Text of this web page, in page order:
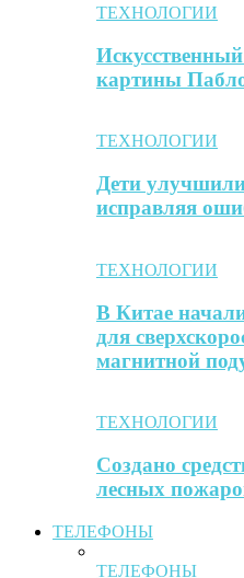
ТЕХНОЛОГИИ
Искусственный
картины
ТЕХНОЛОГИИ
Дети
исправляя
ТЕХНОЛОГИИ
В Китае
для
магнитной
ТЕХНОЛОГИИ
Создано
лесных
ТЕЛЕФОНЫ
ТЕЛЕФОНЫ